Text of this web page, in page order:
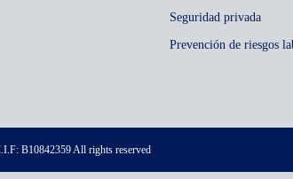
Seguridad privada
Prevención de riesgos
B10842359 All rights reserved